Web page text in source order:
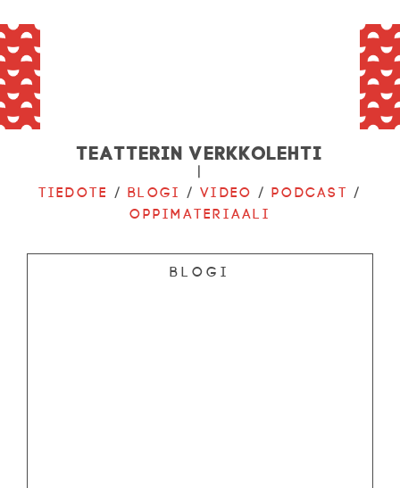
Teatterin verkkolehti
Tiedote / Blogi /Video / Podcast /
Oppimateriaali
Blogi